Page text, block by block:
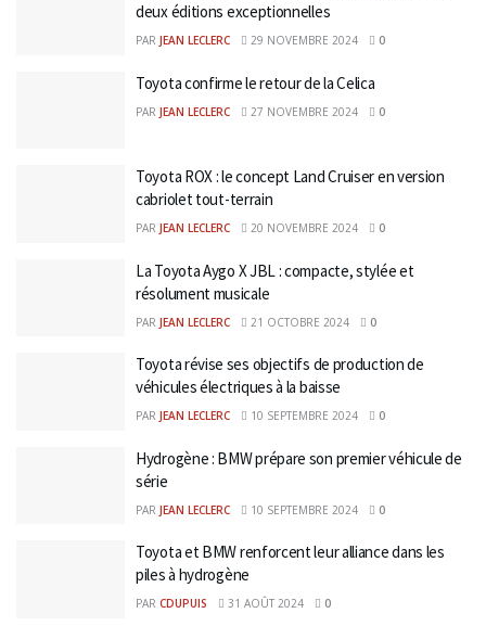
deux éditions exceptionnelles
PAR JEAN LECLERC 29 NOVEMBRE 2024 0
Toyota confirme le retour de la Celica
PAR JEAN LECLERC 27 NOVEMBRE 2024 0
Toyota ROX : le concept Land Cruiser en version
cabriolet tout-terrain
PAR JEAN LECLERC 20 NOVEMBRE 2024 0
La Toyota Aygo X JBL : compacte, stylée et
résolument musicale
PAR JEAN LECLERC 21 OCTOBRE 2024 0
Toyota révise ses objectifs de production de
véhicules électriques à la baisse
PAR JEAN LECLERC 10 SEPTEMBRE 2024 0
Hydrogène : BMW prépare son premier véhicule de
série
PAR JEAN LECLERC 10 SEPTEMBRE 2024 0
Toyota et BMW renforcent leur alliance dans les
piles à hydrogène
PAR CDUPUIS 31 AOÛT 2024 0